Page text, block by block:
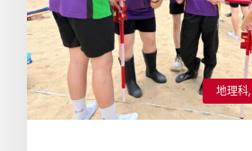
地理科,